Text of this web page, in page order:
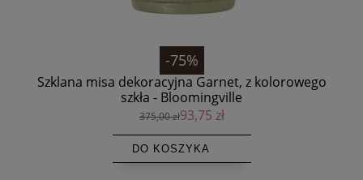
-75%
Szklana misa dekoracyjna Garnet, z kolorowego
szkła - Bloomingville
375,00 zł93,75 zł
DO KOSZYKA